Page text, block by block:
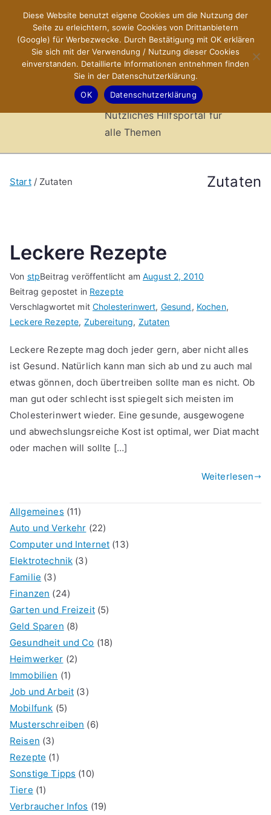
springen
X-Sites.de
–
Hilfsportal
Nützliches Hilfsportal für
alle Themen
Zutaten
Start Zutaten
Leckere Rezepte
Von stpBeitrag veröffentlicht am August 2, 2010
Beitrag gepostet in Rezepte
Verschlagwortet mitCholesterinwert, Gesund, Kochen,
Leckere Rezepte, Zubereitung, Zutaten
Leckere Rezepte mag doch jeder gern, aber nicht alles
ist Gesund. Natürlich kann man sich ab und zu auch mal
etwas gönnen, doch übertreiben sollte man es nicht. Ob
man gut oder schlecht isst spiegelt sich meisten im
Cholesterinwert wieder. Eine gesunde, ausgewogene
und abwechslungsreiche Kost ist optimal, wer Diat macht
oder machen will sollte […]
Weiterlesen
Allgemeines (11)
Auto und Verkehr (22)
Computer und Internet (13)
Elektrotechnik (3)
Familie (3)
Finanzen (24)
Garten und Freizeit(5)
Geld Sparen (8)
Gesundheit und Co (18)
Heimwerker (2)
Immobilien (1)
Job und Arbeit (3)
Mobilfunk (5)
Musterschreiben (6)
Reisen (3)
Rezepte (1)
Sonstige Tipps (10)
Tiere (1)
Verbraucher Infos (19)
Diese Website benutzt eigene Cookies um die Nutzung der
Seite zu erleichtern, sowie Cookies von Drittanbietern
(Google) für Werbezwecke. Durch Bestätigung mit OK erklären
Sie sich mit der Verwendung / Nutzung dieser Cookies
einverstanden. Detaillierte Informationen entnehmen finden
Sie in der Datenschutzerklärung.
OK
Datenschutzerklärung